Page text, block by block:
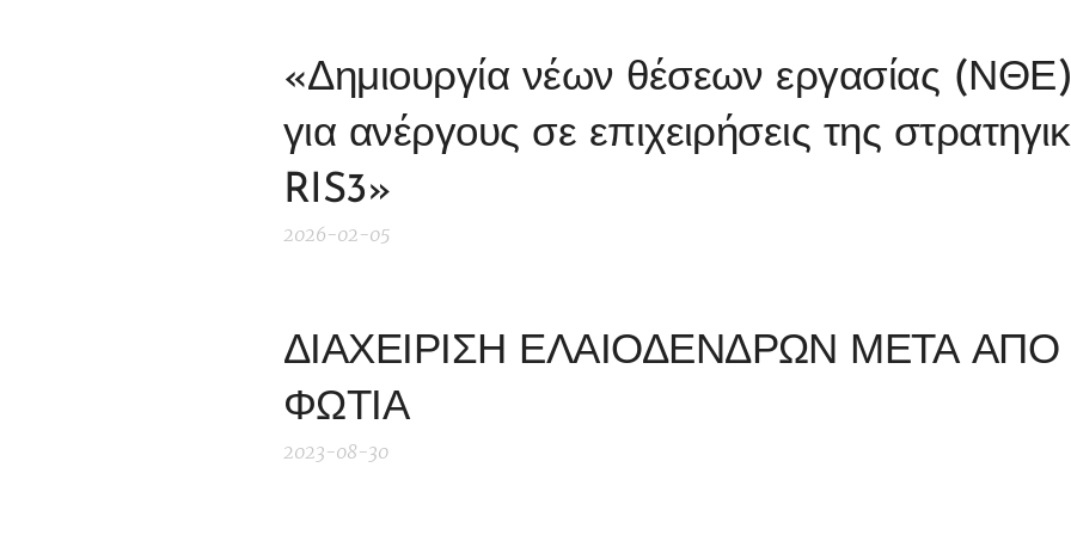
«Δημιουργία νέων θέσεων εργασίας (ΝΘΕ)
για ανέργους σε επιχειρήσεις της
RIS3»
2026-02-05
ΔΙΑΧΕΙΡΙΣΗ ΕΛΑΙΟΔΕΝΔΡΩΝ ΜΕΤΑ ΑΠΟ
ΦΩΤΙΑ
2023-08-30